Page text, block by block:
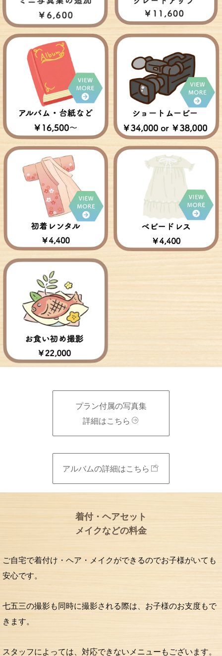
プラン付属の写真集
詳細はこちら
アルバムの詳細はこちら
着付・ヘアセット
メイクなどの料金
ご自宅で着付け・ヘア・メイクができるのでお子様がいても
安心です。
七五三の撮影も同時に撮影される際は、お子様のお支度もで
きます。
スタッフによっては、対応できないメニューもございます。